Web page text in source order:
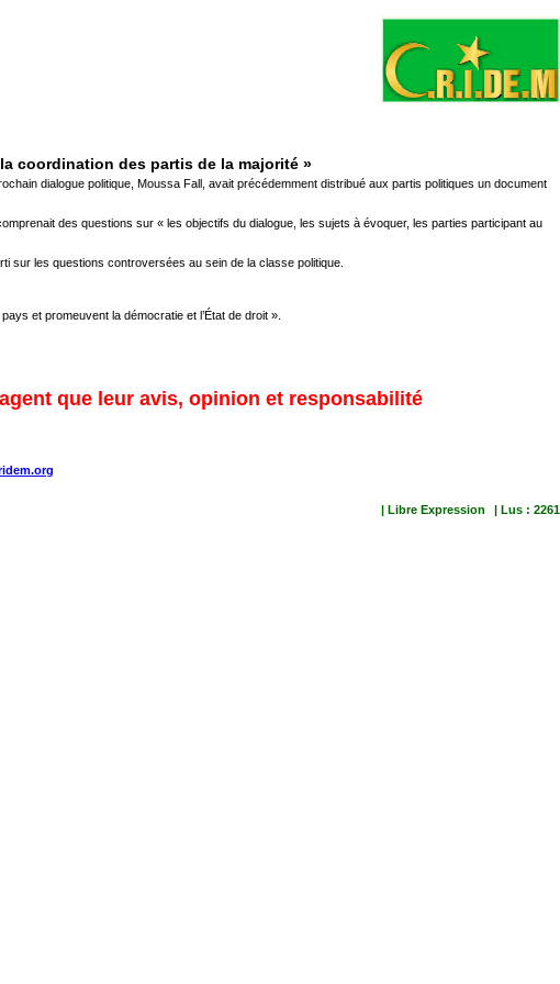
coordination des partis de la majorité »
dialogue politique, Moussa Fall, avait précédemment distribué aux partis politiques un document
des questions sur « les objectifs du dialogue, les sujets à évoquer, les parties participant au
sur les questions controversées au sein de la classe politique.
et promeuvent la démocratie et l’État de droit ».
que leur avis, opinion et responsabilité
| Libre Expression
| Lus : 2261